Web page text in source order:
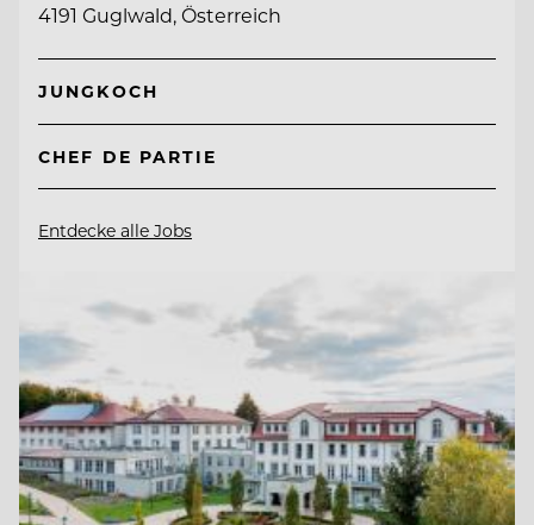
4191 Guglwald, Österreich
JUNGKOCH
CHEF DE PARTIE
Entdecke alle Jobs